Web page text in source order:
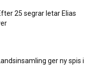
25 segrar letar Elias
ger ny spis i